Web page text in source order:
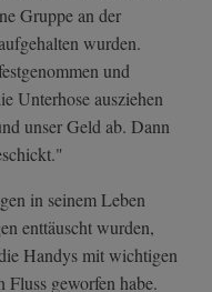
Gruppe an der
wurden.
und
Unterhose ausziehen
unser Geld ab. Dann
in seinem Leben
enttäuscht wurden,
Handys mit wichtigen
geworfen habe.